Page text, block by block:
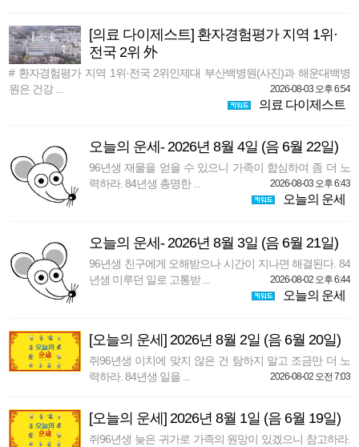
[의료 다이제스트] 환자경험평가 지역 1위·
전국 2위 外
# 환자경험평가 지역 1위·전국 2위인제대 부산백병원(사진)과 해운대백병
원은 건강 ...
2026-08-03 오후 6:54
의료 다이제스트
오늘의 운세- 2026년 8월 4일 (음 6월 22일)
96년생 재물을 얻을 수 있으니 가족이 합심하여 좀 더 노
력하라. 84년생 총명한 ...
2026-08-03 오후 6:43
오늘의 운세
오늘의 운세- 2026년 8월 3일 (음 6월 21일)
96년생 친구에게 오해받으나 시간이 지나면 해결된다. 84
년생 미루던 일로 고통받 ...
2026-08-02 오후 6:44
오늘의 운세
[오늘의 운세] 2026년 8월 2일 (음 6월 20일)
쥐96년생 이치에 맞지 않은 건 탐하지 말고 조금만 더 노
력하라. 84년생 일을 ...
2026-08-02 오전 7:03
[오늘의 운세] 2026년 8월 1일 (음 6월 19일)
쥐96년생 늦은 귀가로 가족의 원망이 있겠으니 참고하라.